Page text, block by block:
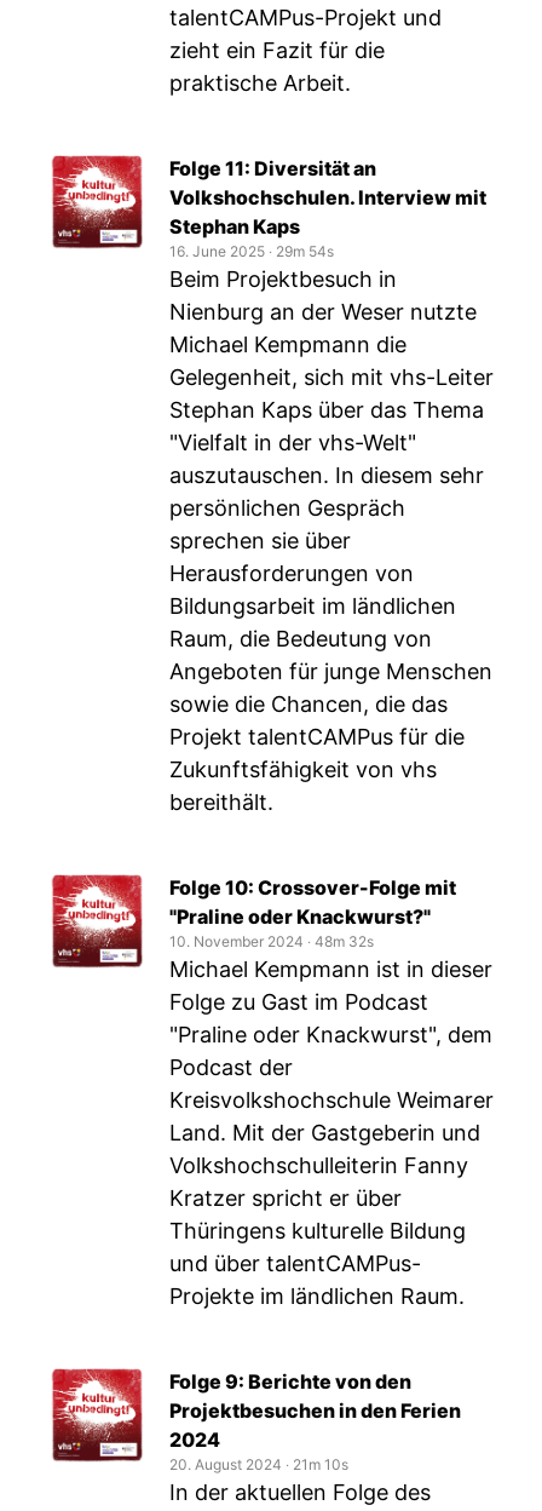
talentCAMPus-Projekt und
zieht ein Fazit für die
praktische Arbeit.
Folge 11: Diversität an
Volkshochschulen. Interview mit
Stephan Kaps
16. June 2025 ‧ 29m 54s
Beim Projektbesuch in
Nienburg an der Weser nutzte
Michael Kempmann die
Gelegenheit, sich mit vhs-Leiter
Stephan Kaps über das Thema
"Vielfalt in der vhs-Welt"
auszutauschen. In diesem sehr
persönlichen Gespräch
sprechen sie über
Herausforderungen von
Bildungsarbeit im ländlichen
Raum, die Bedeutung von
Angeboten für junge Menschen
sowie die Chancen, die das
Projekt talentCAMPus für die
Zukunftsfähigkeit von vhs
bereithält.
Folge 10: Crossover-Folge mit
"Praline oder Knackwurst?"
10. November 2024 ‧ 48m 32s
Michael Kempmann ist in dieser
Folge zu Gast im Podcast
"Praline oder Knackwurst", dem
Podcast der
Kreisvolkshochschule Weimarer
Land. Mit der Gastgeberin und
Volkshochschulleiterin Fanny
Kratzer spricht er über
Thüringens kulturelle Bildung
und über talentCAMPus-
Projekte im ländlichen Raum.
Folge 9: Berichte von den
Projektbesuchen in den Ferien
2024
20. August 2024 ‧ 21m 10s
In der aktuellen Folge des